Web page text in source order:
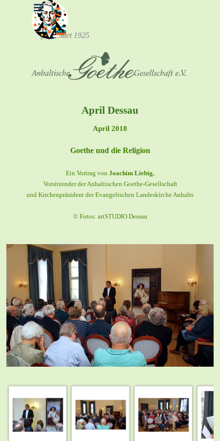
Direkt zum SeiteninhaltMenü überspringen
gegründet 1925
April Dessau
April 2018
Goethe und die Religion
Ein Vortrag von Joachim Liebig,
Vorsitzender der Anhaltischen Goethe-Gesellschaft
und Kirchenpräsident der Evangelischen Landeskirche Anhalts
© Fotos: artSTUDIO Dessau